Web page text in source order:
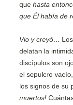
que hasta
que Él había de
Vio y creyó…
delatan la
discípulos son
el sepulcro
los signos de su
muertos!